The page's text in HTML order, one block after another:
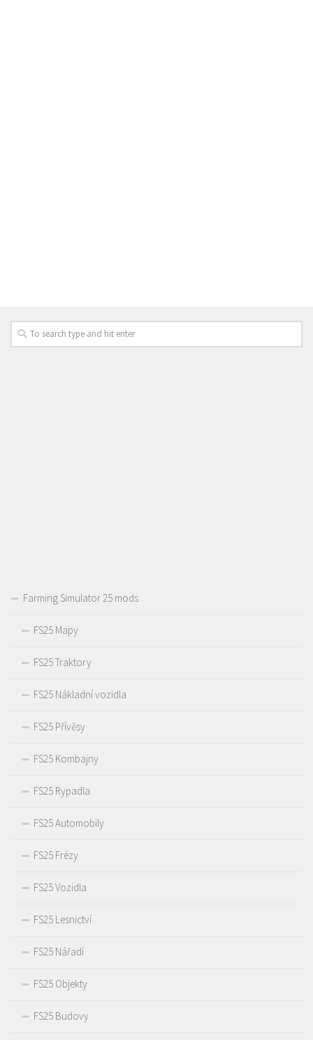
Farming Simulator 25 mods
FS25 Mapy
FS25 Traktory
FS25 Nákladní vozidla
FS25 Přívěsy
FS25 Kombajny
FS25 Rypadla
FS25 Automobily
FS25 Frézy
FS25 Vozidla
FS25 Lesnictví
FS25 Nářadí
FS25 Objekty
FS25 Budovy